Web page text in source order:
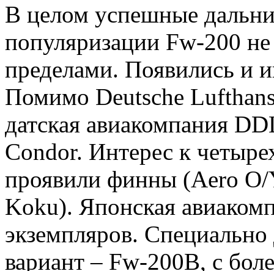
В целом успешные
популяризации Fw-200
пределами. Появились и
Помимо Deutsche
датская авиакомпания
Condor. Интерес к
проявили финны (Aero
Koku). Японская
экземпляров.
вариант – Fw-200B, с